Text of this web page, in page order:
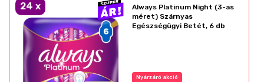
24 x
Always Platinum Night (3-as
méret) Szárnyas
Egészségügyi Betét, 6 db
Nyárzáró akció